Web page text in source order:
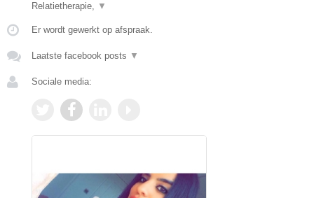
Relatietherapie, ▼
Er wordt gewerkt op afspraak.
Laatste facebook posts ▼
Sociale media: